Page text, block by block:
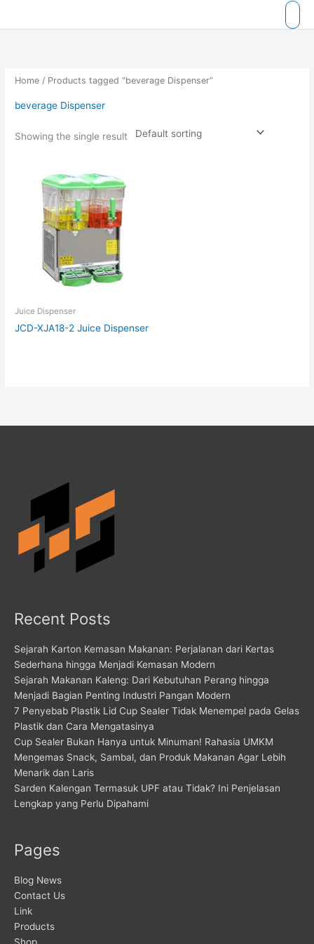
Home / Products tagged “beverage Dispenser”
beverage Dispenser
Showing the single result
Juice Dispenser
JCD-XJA18-2 Juice Dispenser
Recent Posts
Sejarah Karton Kemasan Makanan: Perjalanan dari Kertas
Sederhana hingga Menjadi Kemasan Modern
Sejarah Makanan Kaleng: Dari Kebutuhan Perang hingga
Menjadi Bagian Penting Industri Pangan Modern
7 Penyebab Plastik Lid Cup Sealer Tidak Menempel pada Gelas
Plastik dan Cara Mengatasinya
Cup Sealer Bukan Hanya untuk Minuman! Rahasia UMKM
Mengemas Snack, Sambal, dan Produk Makanan Agar Lebih
Menarik dan Laris
Sarden Kalengan Termasuk UPF atau Tidak? Ini Penjelasan
Lengkap yang Perlu Dipahami
Pages
Blog News
Contact Us
Link
Products
Shop